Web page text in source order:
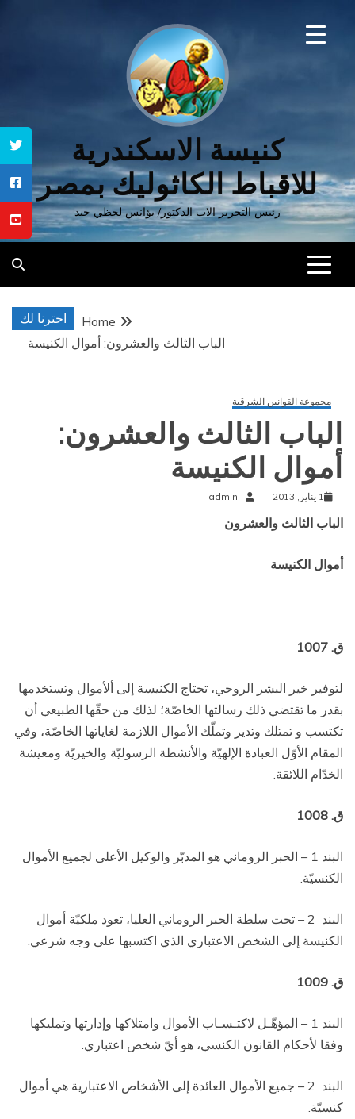
كنيسة الاسكندرية
للاقباط الكاثوليك بمصر
رئيس التحرير الاب الدكتور/ يؤانس لحظي جيد
اخترنا لك
Home
الباب الثالث والعشرون: أموال الكنيسة
مجموعة القوانين الشرقية
الباب الثالث والعشرون:
أموال الكنيسة
1 يناير, 2013 admin
الباب الثالث والعشرون
أموال الكنيسة
ق. 1007
لتوفير خير البشر الروحي، تحتاج الكنيسة إلى ألأموال وتستخدمها
بقدر ما تقتضي ذلك رسالتها الخاصّة؛ لذلك من حقّها الطبيعي أن
تكتسب و تمتلك وتدير وتملّك الأموال اللازمة لغاياتها الخاصّة، وفي
المقام الأوّل العبادة الإلهيّة والأنشطة الرسوليّة والخيريّة ومعيشة
الخدّام اللائقة.
ق. 1008
البند 1 – الحبر الروماني هو المدبّر والوكيل الأعلى لجميع الأموال
الكنسيّة.
البند
2 – تحت سلطة الحبر الروماني العليا، تعود ملكيّة أموال
الكنيسة إلى الشخص الاعتباري الذي اكتسبها على وجه شرعي.
ق. 1009
البند 1 – المؤهّـل لاكتـسـاب الأموال وامتلاكها وإدارتها وتمليكها
وفقا لأحكام القانون الكنسي، هو أيّ شخص اعتباري.
البند
2 – جميع الأموال العائدة إلى الأشخاص الاعتبارية هي أموال
كنسيّة.